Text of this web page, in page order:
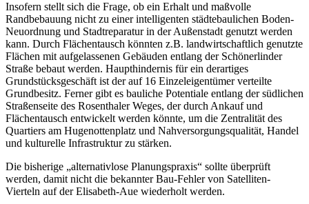
Insofern stellt sich die Frage, ob ein Erhalt und maßvolle
Randbebauung nicht zu einer intelligenten städtebaulichen Boden-
Neuordnung und Stadtreparatur in der Außenstadt genutzt werden
kann. Durch Flächentausch könnten z.B. landwirtschaftlich genutzte
Flächen mit aufgelassenen Gebäuden entlang der Schönerlinder
Straße bebaut werden. Haupthindernis für ein derartiges
Grundstücksgeschäft ist der auf 16 Einzeleigentümer verteilte
Grundbesitz. Ferner gibt es bauliche Potentiale entlang der südlichen
Straßenseite des Rosenthaler Weges, der durch Ankauf und
Flächentausch entwickelt werden könnte, um die Zentralität des
Quartiers am Hugenottenplatz und Nahversorgungsqualität, Handel
und kulturelle Infrastruktur zu stärken.
Die bisherige „alternativlose Planungspraxis“ sollte überprüft
werden, damit nicht die bekannter Bau-Fehler von Satelliten-
Vierteln auf der Elisabeth-Aue wiederholt werden.